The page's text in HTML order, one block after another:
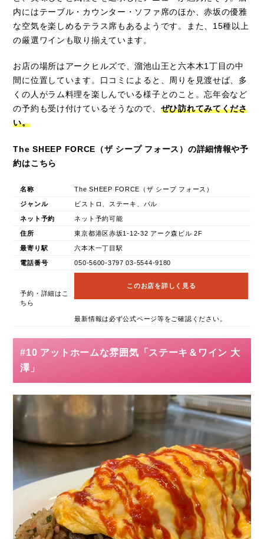
内にはテーブル・カウンター・ソファ席のほか、赤坂の優雅
な空気を楽しめるテラス席もあるようです。また、15種以上
の厳選ワインも取り揃えています。
お店の場所はアークヒルズで、溜池山王と六本木1丁目の中
間に位置しています。口コミによると、周りを見渡せば、多
くの人がラム料理を楽しんでいる様子とのこと。忘年会など
の予約も受け付けているそうなので、 ぜひ訪れてみてくださ
い。
The SHEEP FORCE（ザ シープ フォース）の詳細情報や予
約はこちら
名称 The SHEEP FORCE（ザ シープ フォース）
ジャンル ビストロ、ステーキ、バル
ネット予約 ネット予約可能
住所 東京都港区赤坂1-12-32 アーク森ビル 2F
最寄り駅 六本木一丁目駅
電話番号 050-5600-3797 03-5544-9180
予約・詳細はこ
ちら
このお店を詳しく見る
最新情報は必ず公式ページ等をご確認ください。
#10 アットホームな雰囲気「ステーキ＆ワイン 大
澤」